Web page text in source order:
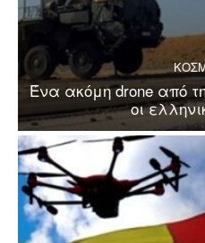
Ένα ακόμη drone από
οι